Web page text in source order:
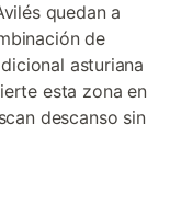
quedan a
de
asturiana
esta zona en
descanso sin